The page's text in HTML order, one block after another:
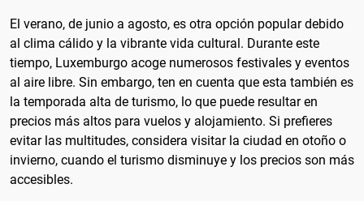
El verano, de junio a agosto, es otra opción popular debido
al clima cálido y la vibrante vida cultural. Durante este
tiempo, Luxemburgo acoge numerosos festivales y eventos
al aire libre. Sin embargo, ten en cuenta que esta también es
la temporada alta de turismo, lo que puede resultar en
precios más altos para vuelos y alojamiento. Si prefieres
evitar las multitudes, considera visitar la ciudad en otoño o
invierno, cuando el turismo disminuye y los precios son más
accesibles.